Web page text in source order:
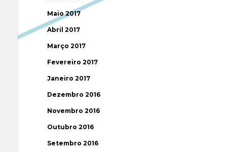
Maio 2017
Abril 2017
Março 2017
Fevereiro 2017
Janeiro 2017
Dezembro 2016
Novembro 2016
Outubro 2016
Setembro 2016